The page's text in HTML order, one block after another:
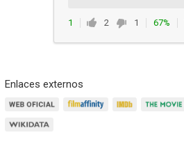
1 2 1 67%
Enlaces externos